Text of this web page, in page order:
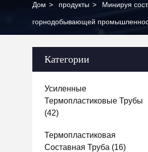
Дом > продукты > Минируя
горнодобывающей
Категории
Усиленные
Термопластиковые Трубы
(42)
Термопластиковая
Составная Труба (16)